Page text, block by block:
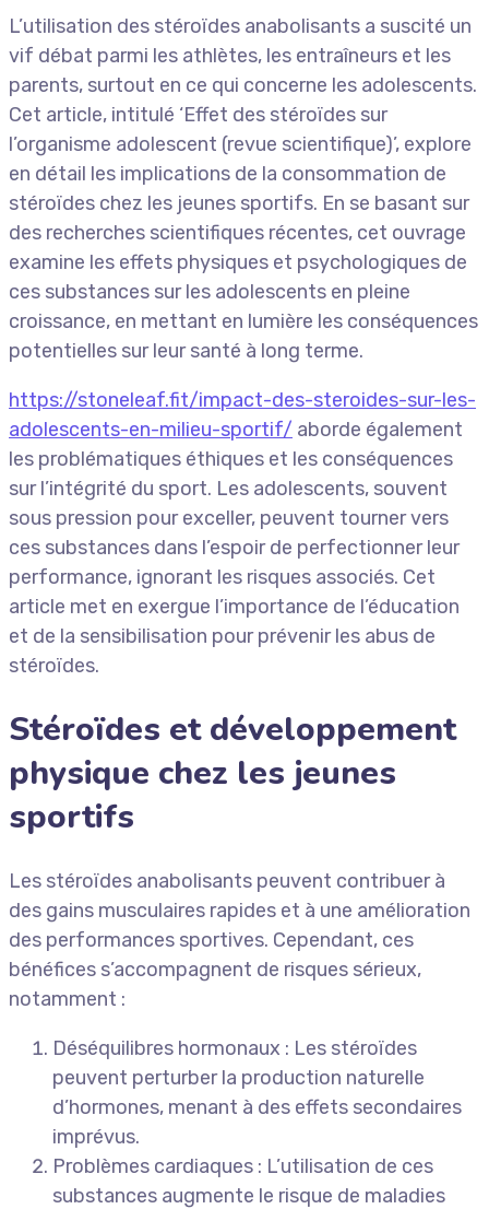
L’utilisation des stéroïdes anabolisants a suscité un
vif débat parmi les athlètes, les entraîneurs et les
parents, surtout en ce qui concerne les adolescents.
Cet article, intitulé ‘Effet des stéroïdes sur
l’organisme adolescent (revue scientifique)’, explore
en détail les implications de la consommation de
stéroïdes chez les jeunes sportifs. En se basant sur
des recherches scientifiques récentes, cet ouvrage
examine les effets physiques et psychologiques de
ces substances sur les adolescents en pleine
croissance, en mettant en lumière les conséquences
potentielles sur leur santé à long terme.
https://stoneleaf.fit/impact-des-steroides-sur-les-
adolescents-en-milieu-sportif/ aborde également
les problématiques éthiques et les conséquences
sur l’intégrité du sport. Les adolescents, souvent
sous pression pour exceller, peuvent tourner vers
ces substances dans l’espoir de perfectionner leur
performance, ignorant les risques associés. Cet
article met en exergue l’importance de l’éducation
et de la sensibilisation pour prévenir les abus de
stéroïdes.
Stéroïdes et développement
physique chez les jeunes
sportifs
Les stéroïdes anabolisants peuvent contribuer à
des gains musculaires rapides et à une amélioration
des performances sportives. Cependant, ces
bénéfices s’accompagnent de risques sérieux,
notamment :
Déséquilibres hormonaux : Les stéroïdes
peuvent perturber la production naturelle
d’hormones, menant à des effets secondaires
imprévus.
Problèmes cardiaques : L’utilisation de ces
substances augmente le risque de maladies